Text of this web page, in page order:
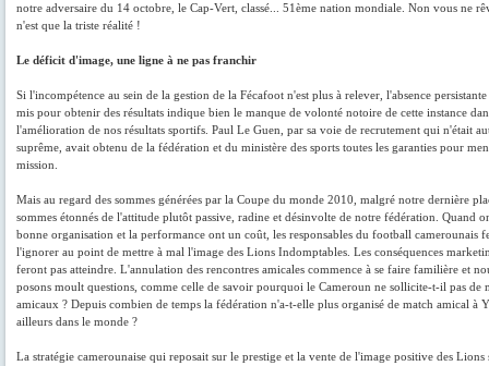
notre adversaire du 14 octobre, le Cap-Vert, classé... 51ème nation mondiale. Non vous ne
n'est que la triste réalité !
Le déficit d'image, une ligne à ne pas franchir
Si l'incompétence au sein de la gestion de la Fécafoot n'est plus à relever, l'absence
mis pour obtenir des résultats indique bien le manque de volonté notoire de cette instance
l'amélioration de nos résultats sportifs. Paul Le Guen, par sa voie de recrutement qui n'était
suprême, avait obtenu de la fédération et du ministère des sports toutes les garanties pour
mission.
Mais au regard des sommes générées par la Coupe du monde 2010, malgré notre dernière
sommes étonnés de l'attitude plutôt passive, radine et désinvolte de notre fédération. Quand
bonne organisation et la performance ont un coût, les responsables du football camerounais
l'ignorer au point de mettre à mal l'image des Lions Indomptables. Les conséquences
feront pas atteindre. L'annulation des rencontres amicales commence à se faire familière et
posons moult questions, comme celle de savoir pourquoi le Cameroun ne sollicite-t-il pas de
amicaux ? Depuis combien de temps la fédération n'a-t-elle plus organisé de match amical à
ailleurs dans le monde ?
La stratégie camerounaise qui reposait sur le prestige et la vente de l'image positive des Lions